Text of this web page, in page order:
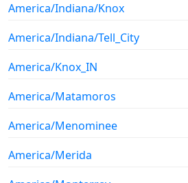
America/Indiana/Knox
America/Indiana/Tell_City
America/Knox_IN
America/Matamoros
America/Menominee
America/Merida